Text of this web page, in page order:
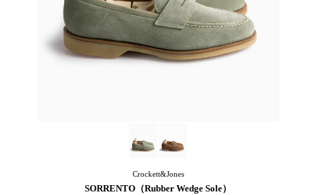
Crockett&Jones
SORRENTO（Rubber Wedge Sole）